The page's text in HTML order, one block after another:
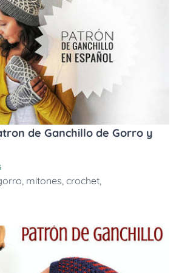
de Ganchillo de Gorro y
, mitones, crochet,